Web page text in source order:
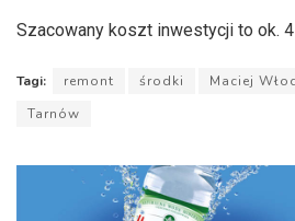
dźwiękowych
Szacowany koszt inwestycji to ok. 4
Tagi: remont środki Maciej
Tarnów